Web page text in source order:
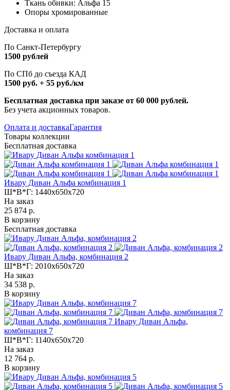
Ткань обивки: Альфа 15
Опоры хромированные
Доставка и оплата
По Санкт-Петербургу
1500 рублей
По СПб до съезда КАД
1500 руб. + 55 руб./км
Бесплатная доставка при заказе от 60 000 рублей.
Без учета акционных товаров.
Оплата и доставкаГарантия
Товары коллекции
Бесплатная доставка
Ивару Диван Альфа комбинация 1
Ш*В*Г: 1440x650x720
На заказ
25 874 р.
В корзину
Бесплатная доставка
Ивару Диван Альфа, комбинация 2
Ш*В*Г: 2010x650x720
На заказ
34 538 р.
В корзину
Ивару Диван Альфа,
комбинация 7
Ш*В*Г: 1140x650x720
На заказ
12 764 р.
В корзину